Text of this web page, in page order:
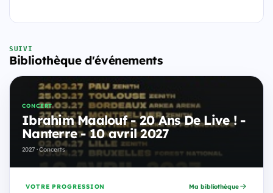
SUIVI
Bibliothèque d'événements
CONCERT
Ibrahim Maalouf - 20 Ans De Live ! -
Nanterre - 10 avril 2027
2027 · Concerts
VOTRE PROGRESSION Ma bibliothèque